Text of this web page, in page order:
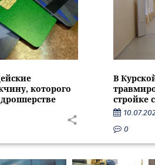
которого
В
стройке
0